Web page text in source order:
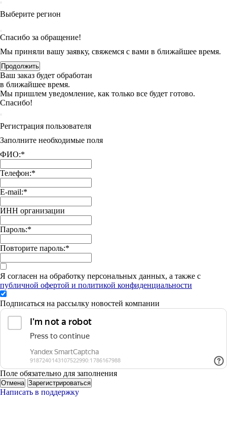
Выберите регион
Спасибо за обращение!
Мы приняли вашу заявку, свяжемся с вами в ближайшее время.
Продолжить
Ваш заказ будет обработан
в ближайшее время.
Мы пришлем уведомление, как только все будет готово.
Спасибо!
Регистрация пользователя
Заполните необходимые поля
ФИО:*
Телефон:*
E-mail:*
ИНН организации
Пароль:*
Повторите пароль:*
Я согласен на обработку персональных данных, а также с
публичной офертой и политикой конфиденциальности
Подписаться на рассылку новостей компании
Поле обязательно для заполнения
Отмена Зарегистрироваться
Написать в поддержку